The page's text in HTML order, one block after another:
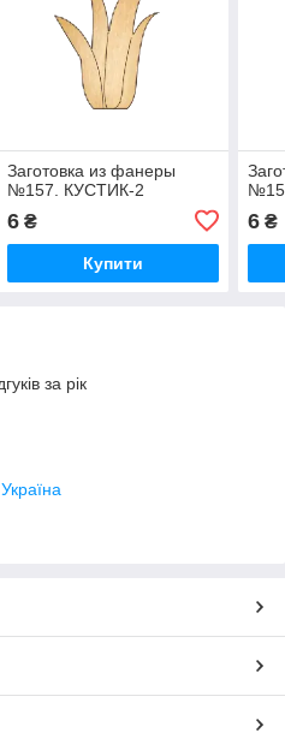
Заготовка из фанеры
№157. КУСТИК-2
6₴
Купити
6 ₴
за рік